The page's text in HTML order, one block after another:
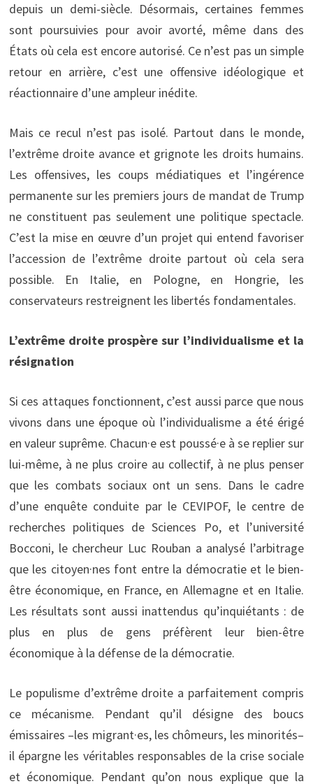
depuis un demi-siècle. Désormais, certaines femmes
sont poursuivies pour avoir avorté, même dans des
États où cela est encore autorisé. Ce n’est pas un simple
retour en arrière, c’est une offensive idéologique et
réactionnaire d’une ampleur inédite.
Mais ce recul n’est pas isolé. Partout dans le monde,
l’extrême droite avance et grignote les droits humains.
Les offensives, les coups médiatiques et l’ingérence
permanente sur les premiers jours de mandat de Trump
ne constituent pas seulement une politique spectacle.
C’est la mise en œuvre d’un projet qui entend favoriser
l’accession de l’extrême droite partout où cela sera
possible. En Italie, en Pologne, en Hongrie, les
conservateurs restreignent les libertés fondamentales.
L’extrême droite prospère sur l’individualisme et la
résignation
Si ces attaques fonctionnent, c’est aussi parce que nous
vivons dans une époque où l’individualisme a été érigé
en valeur suprême. Chacun·e est poussé·e à se replier sur
lui-même, à ne plus croire au collectif, à ne plus penser
que les combats sociaux ont un sens. Dans le cadre
d’une enquête conduite par le CEVIPOF, le centre de
recherches politiques de Sciences Po, et l’université
Bocconi, le chercheur Luc Rouban a analysé l’arbitrage
que les citoyen·nes font entre la démocratie et le bien-
être économique, en France, en Allemagne et en Italie.
Les résultats sont aussi inattendus qu’inquiétants : de
plus en plus de gens préfèrent leur bien-être
économique à la défense de la démocratie.
Le populisme d’extrême droite a parfaitement compris
ce mécanisme. Pendant qu’il désigne des boucs
émissaires –les migrant·es, les chômeurs, les minorités–
il épargne les véritables responsables de la crise sociale
et économique. Pendant qu’on nous explique que la